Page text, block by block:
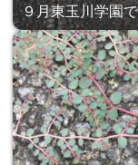
９月東玉川学園